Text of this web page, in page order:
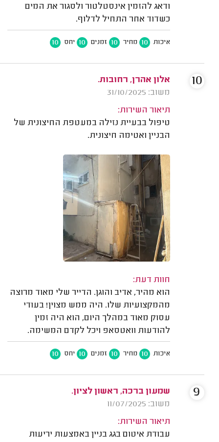
ודאג להזמין אינסטלטור ולסגור את המים
כשדוד אחר התחיל לדלוף.
איכות 10 מחיר 10 זמנים 10 יחס 10
אלון אהרן, רחובות.
משוב: 31/10/2025
תיאור השירות:
טיפול בבעיית נזילה במעטפת החיצונית של
הבניין ואטימה חיצונית.
חוות דעת:
הוא מהיר, אדיב והוגן. הדייר שלי מאוד מרוצה
מהמקצועיות שלו. היה ממש מצוין! בעודי
עסוק מאוד במהלך היום, הוא היה זמין
להודעות וואטסאפ ויכל לקדם המשימה.
איכות 10 מחיר 10 זמנים 10 יחס 10
10
שמעון ברכה, ראשון לציון.
משוב: 11/07/2025
תיאור השירות:
עבודת איטום בגג בניין באמצעות יריעות
9